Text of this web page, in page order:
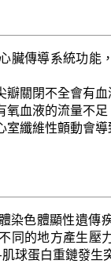
臟傳導系統功能
關閉不全會有血
血液的流量不
纖維性顫動會導
染色體顯性遺傳
同的地方產生壓
球蛋白重鏈發生